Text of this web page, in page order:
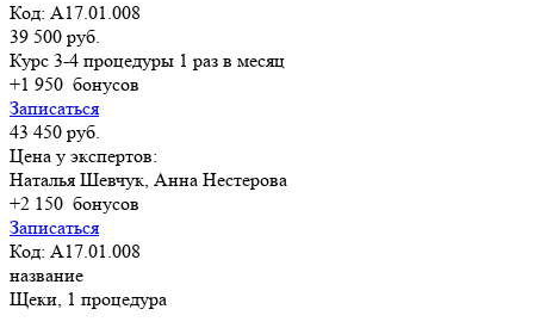
Код: A17.01.008
39 500 руб.
Курс 3-4 процедуры 1 раз в месяц
+1 950 бонусов
Записаться
43 450 руб.
Цена у экспертов:
Наталья Шевчук, Анна Нестерова
+2 150 бонусов
Записаться
Код: A17.01.008
название
Щеки, 1 процедура